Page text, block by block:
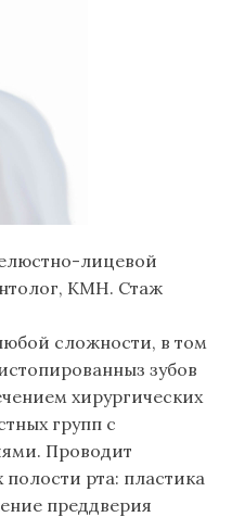
лицевой
КМН. Стаж
сложности, в том
зубов
хирургических
групп с
Проводит
рта: пластика
преддверия